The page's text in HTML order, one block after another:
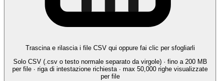
Trascina e rilascia i file CSV qui oppure fai clic per sfogliarli
Solo CSV (.csv o testo normale separato da virgole) · fino a 200 MB
per file · riga di intestazione richiesta · max 50,000 righe visualizzate
per file